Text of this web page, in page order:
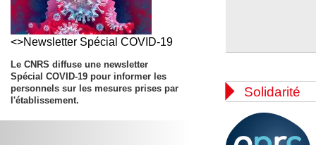
<>Newsletter Spécial COVID-19
Le CNRS diffuse une newsletter
Spécial COVID-19 pour informer les
personnels sur les mesures prises par
l'établissement.
 Solidarité